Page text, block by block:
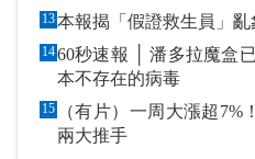
13
1460秒速報 │ 潘多拉魔盒已被AI打開
本不存在的病毒
15
（有片）一周大漲超
兩大推手